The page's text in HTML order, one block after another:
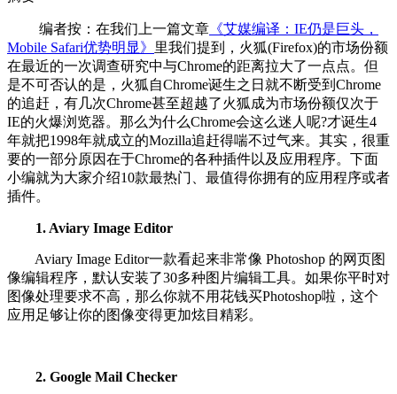
编者按：在我们上一篇文章 《艾媒编译：IE仍是巨头，
Mobile Safari优势明显》 里我们提到，火狐(Firefox)的市场份额
在最近的一次调查研究中与Chrome的距离拉大了一点点。但
是不可否认的是，火狐自Chrome诞生之日就不断受到Chrome
的追赶，有几次Chrome甚至超越了火狐成为市场份额仅次于
IE的火爆浏览器。那么为什么Chrome会这么迷人呢?才诞生4
年就把1998年就成立的Mozilla追赶得喘不过气来。其实，很重
要的一部分原因在于Chrome的各种插件以及应用程序。下面
小编就为大家介绍10款最热门、最值得你拥有的应用程序或者
插件。
1. Aviary Image Editor
Aviary Image Editor一款看起来非常像 Photoshop 的网页图
像编辑程序，默认安装了30多种图片编辑工具。如果你平时对
图像处理要求不高，那么你就不用花钱买Photoshop啦，这个
应用足够让你的图像变得更加炫目精彩。
2. Google Mail Checker